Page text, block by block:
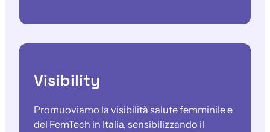
Visibility
Promuoviamo la visibilità salute femminile e
del FemTech in Italia, sensibilizzando il